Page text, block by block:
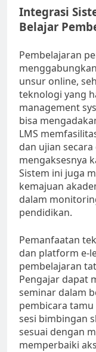
Integrasi
Belajar
Pembelajaran
unsur online,
teknologi yang
management
bisa
LMS
dan ujian
mengaksesnya
Sistem ini juga
kemajuan
dalam
pendidikan.
Pemanfaatan
dan platform e-
pembelajaran
Pengajar dapat
seminar dalam
pembicara
sesi bimbingan
sesuai dengan
memperbaiki